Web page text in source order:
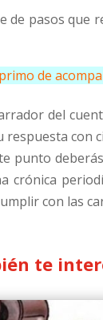
de pasos que
de
del
respuesta con
punto
crónica
con las
te